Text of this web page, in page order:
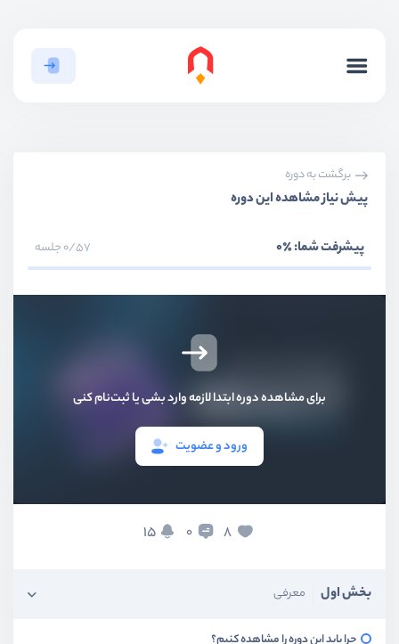
برگشت به دوره
پیش نیاز مشاهده این دوره
پیشرفت شما:٪0 0/57 جلسه
برای مشاهده دوره ابتدا لازمه وارد بشی یا ثبت‌نام کنی
ورود و عضویت
8
0
15
بخش اول معرفی
چرا باید این دوره را مشاهده کنیم؟